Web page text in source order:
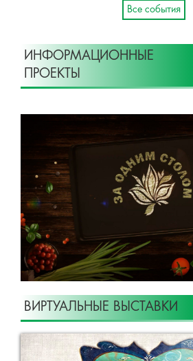
Все события
ИНФОРМАЦИОННЫЕ
ПРОЕКТЫ
ВИРТУАЛЬНЫЕ ВЫСТАВКИ